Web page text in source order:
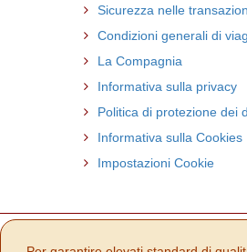
Sicurezza nelle
Condizioni generali di
La Compagnia
Informativa sulla privacy
Politica di protezione dei
Informativa sulla Cookies
Impostazioni Cookie